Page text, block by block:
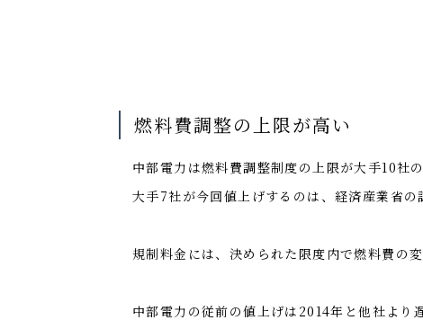
燃料費調整の上限が高い
中部電力は燃料費調整制度の上限が大手10社
大手7社が今回値上げするのは、経済産業省の
規制料金には、決められた限度内で燃料費の
中部電力の従前の値上げは2014年と他社より